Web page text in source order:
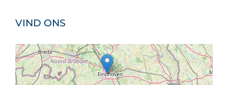
VIND ONS